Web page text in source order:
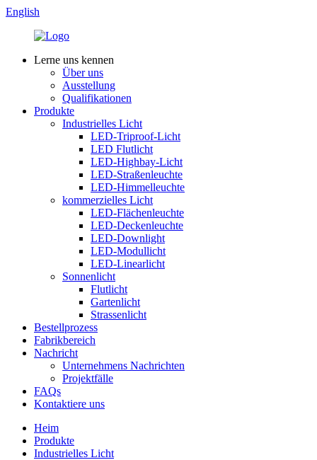
English
Lerne uns kennen
Über uns
Ausstellung
Qualifikationen
Produkte
Industrielles Licht
LED-Triproof-Licht
LED Flutlicht
LED-Highbay-Licht
LED-Straßenleuchte
LED-Himmelleuchte
kommerzielles Licht
LED-Flächenleuchte
LED-Deckenleuchte
LED-Downlight
LED-Modullicht
LED-Linearlicht
Sonnenlicht
Flutlicht
Gartenlicht
Strassenlicht
Bestellprozess
Fabrikbereich
Nachricht
Unternehmens Nachrichten
Projektfälle
FAQs
Kontaktiere uns
Heim
Produkte
Industrielles Licht